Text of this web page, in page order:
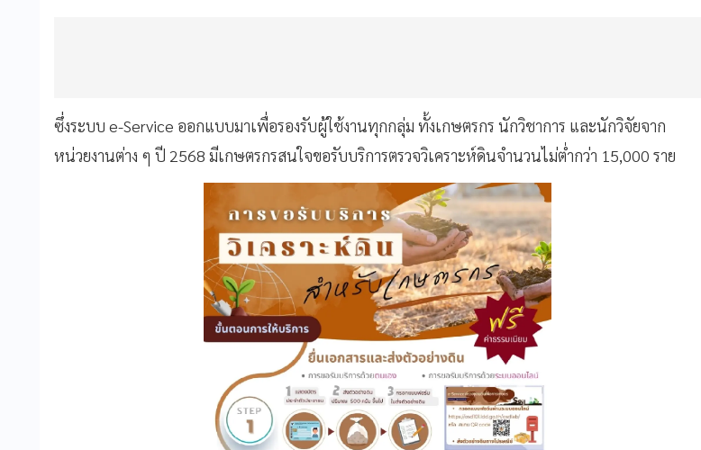
ซึ่งระบบ e-Service ออกแบบมาเพื่อรองรับผู้ใช้งานทุกกลุ่ม ทั้งเกษตรกร นักวิชาการ และนักวิจัยจาก
หน่วยงานต่าง ๆ ปี 2568 มีเกษตรกรสนใจขอรับบริการตรวจวิเคราะห์ดินจำนวนไม่ต่ำกว่า 15,000 ราย